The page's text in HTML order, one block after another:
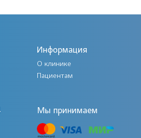
к дерматологу
Информация
О клинике
Пациентам
Мы принимаем